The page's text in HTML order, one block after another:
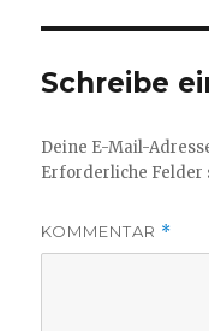
Schreibe
Deine E-Mail-
Erforderliche Felder
KOMMENTAR *